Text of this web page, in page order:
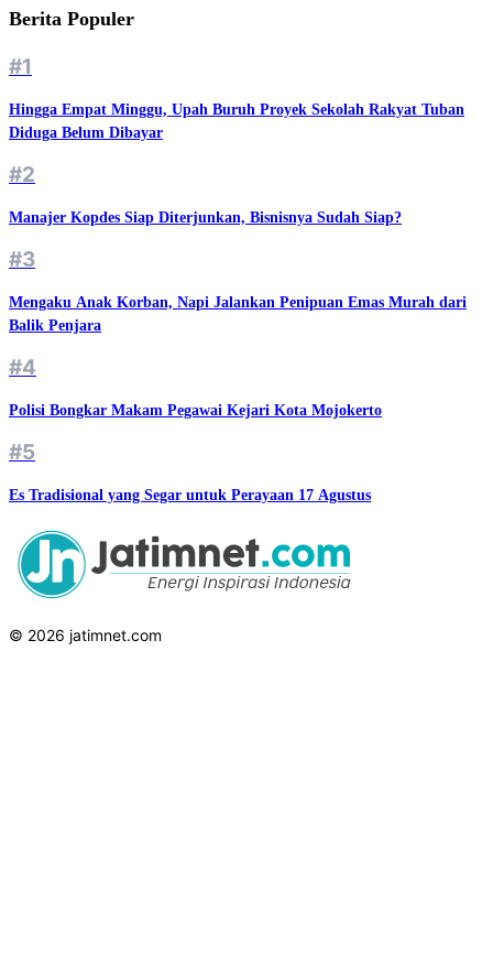
Berita Populer
#1
Hingga Empat Minggu, Upah Buruh Proyek Sekolah Rakyat Tuban
Diduga Belum Dibayar
#2
Manajer Kopdes Siap Diterjunkan, Bisnisnya Sudah Siap?
#3
Mengaku Anak Korban, Napi Jalankan Penipuan Emas Murah dari
Balik Penjara
#4
Polisi Bongkar Makam Pegawai Kejari Kota Mojokerto
#5
Es Tradisional yang Segar untuk Perayaan 17 Agustus
© 2026 jatimnet.com